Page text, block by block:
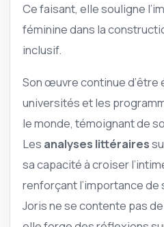
Ce faisant, elle souligne
féminine dans la
inclusif.
Son œuvre continue d’être
universités et les
le monde, témoignant de
Les analyses littéraires
sa capacité à croiser
renforçant l’importance de
Joris ne se contente pas